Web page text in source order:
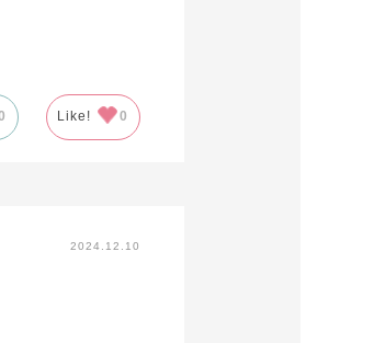
Like! 0
2024.12.10